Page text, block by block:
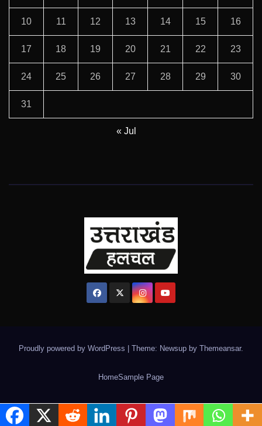
10 11 12 13 14 15 16
17 18 19 20 21 22 23
24 25 26 27 28 29 30
31
« Jul
Proudly powered by WordPress Theme: Newsup by Themeansar.
HomeSample Page